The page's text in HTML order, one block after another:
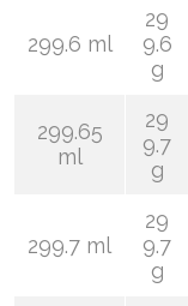
299.6 ml
29
9.6
g
299.65
ml
29
9.7
g
299.7 ml
29
9.7
g